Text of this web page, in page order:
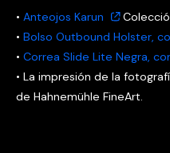
• Anteojos Karun
• Bolso Outbound Holster,
• Correa Slide Lite Negra,
• La impresión de la
de Hahnemühle FineArt.